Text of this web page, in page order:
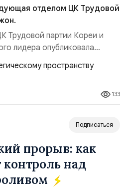
отделом ЦК Трудовой
Трудовой партии Кореи и
лидера опубликовала
на проведение Токио
запусков крылатых ракет
обманчивую видимость
страны“ и выносит
вооружении на
133
Подписаться
прорыв: как
контроль над